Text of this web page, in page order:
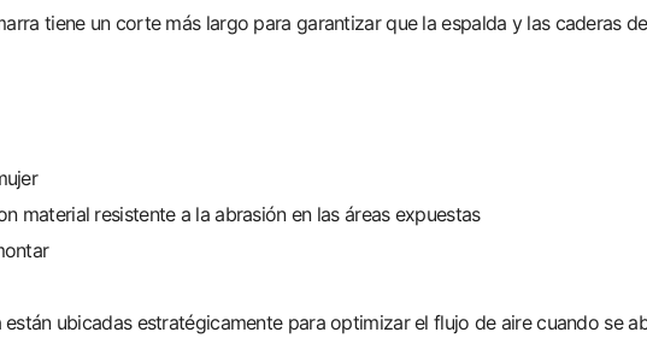
tiene un corte más largo para garantizar que la espalda y las caderas
material resistente a la abrasión en las áreas expuestas
ubicadas estratégicamente para optimizar el flujo de aire cuando se